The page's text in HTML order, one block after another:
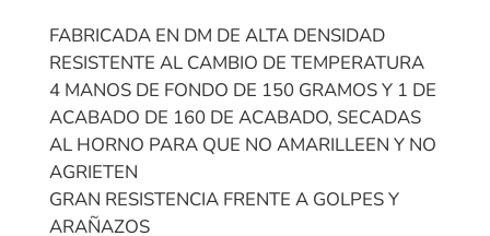
FABRICADA EN DM DE ALTA DENSIDAD
RESISTENTE AL CAMBIO DE TEMPERATURA
4 MANOS DE FONDO DE 150 GRAMOS Y 1 DE
ACABADO DE 160 DE ACABADO, SECADAS
AL HORNO PARA QUE NO AMARILLEEN Y NO
AGRIETEN
GRAN RESISTENCIA FRENTE A GOLPES Y
ARAÑAZOS